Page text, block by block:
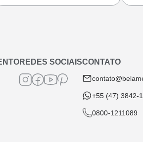
REDES SOCIAISCONTATO
+55 (47) 3842-
0800-1211089